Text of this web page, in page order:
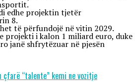
edhe projektin tjetër
8.
të përfundojë në vitin 2029.
projekti i kalon 1 miliard euro, duke
janë shfrytëzuar në pjesën
çfarë “talente” kemi ne vozitje